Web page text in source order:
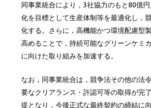
同事業統合により，3社協力のもと80億
化を目標として生産体制等を最適化し，
化する。さらに，高機能かつ環境配慮型
高めることで，持続可能なグリーンケミ
に向けた取り組みを加速する。
なお，同事業統合は，競争法その他の法
要なクリアランス・許認可等の取得が完
提となり，今後正式な最終契約の締結に